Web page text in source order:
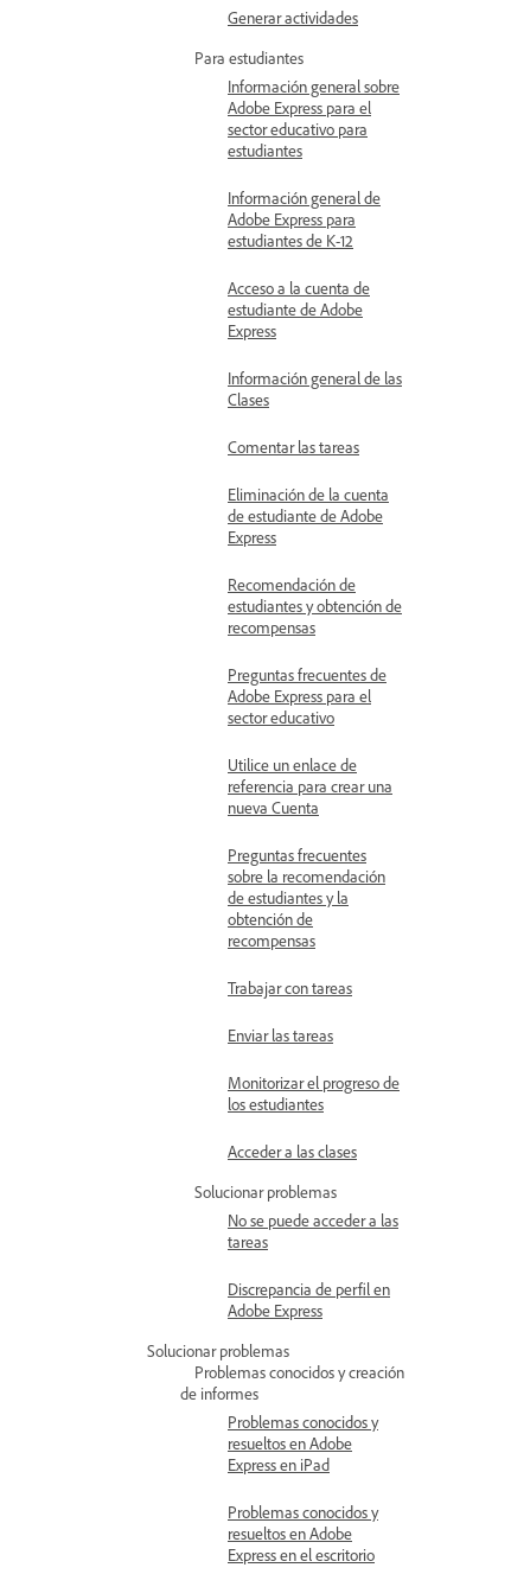
Generar actividades
Para estudiantes
Información general sobre
Adobe Express para el
sector educativo para
estudiantes
Información general de
Adobe Express para
estudiantes de K-12
Acceso a la cuenta de
estudiante de Adobe
Express
Información general de las
Clases
Comentar las tareas
Eliminación de la cuenta
de estudiante de Adobe
Express
Recomendación de
estudiantes y obtención de
recompensas
Preguntas frecuentes de
Adobe Express para el
sector educativo
Utilice un enlace de
referencia para crear una
nueva Cuenta
Preguntas frecuentes
sobre la recomendación
de estudiantes y la
obtención de
recompensas
Trabajar con tareas
Enviar las tareas
Monitorizar el progreso de
los estudiantes
Acceder a las clases
Solucionar problemas
No se puede acceder a las
tareas
Discrepancia de perfil en
Adobe Express
Solucionar problemas
Problemas conocidos y creación
de informes
Problemas conocidos y
resueltos en Adobe
Express en iPad
Problemas conocidos y
resueltos en Adobe
Express en el escritorio